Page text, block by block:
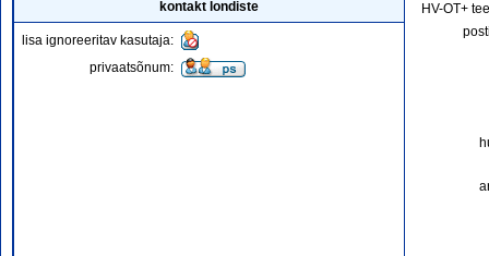
HV-OT+
kontakt londiste
lisa ignoreeritav kasutaja:
privaatsõnum: